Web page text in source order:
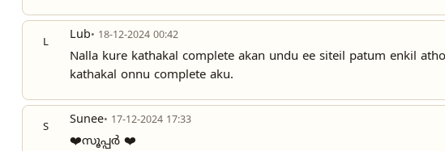
L Lub• 18-12-2024 00:42
Nalla kure kathakal complete akan undu ee siteil patum enkil
kathakal onnu complete aku.
S Sunee• 17-12-2024 17:33
❤️സൂപ്പർ ❤️